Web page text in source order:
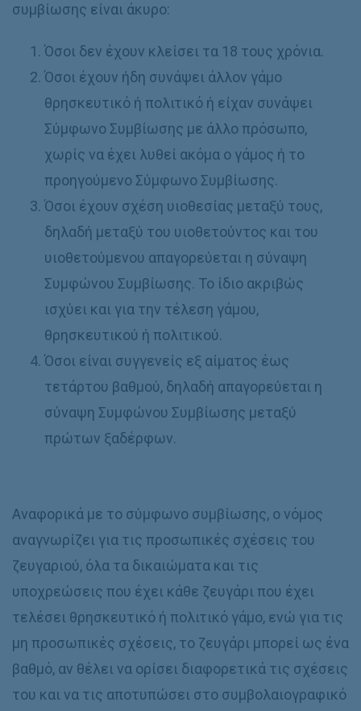
συμβίωσης είναι άκυρο:
Όσοι δεν έχουν κλείσει τα 18 τους χρόνια.
Όσοι έχουν ήδη συνάψει άλλον γάμο
θρησκευτικό ή πολιτικό ή είχαν συνάψει
Σύμφωνο Συμβίωσης με άλλο πρόσωπο,
χωρίς να έχει λυθεί ακόμα ο γάμος ή το
προηγούμενο Σύμφωνο Συμβίωσης.
Όσοι έχουν σχέση υιοθεσίας μεταξύ τους,
δηλαδή μεταξύ του υιοθετούντος και του
υιοθετούμενου απαγορεύεται η σύναψη
Συμφώνου Συμβίωσης. Το ίδιο ακριβώς
ισχύει και για την τέλεση γάμου,
θρησκευτικού ή πολιτικού.
Όσοι είναι συγγενείς εξ αίματος έως
τετάρτου βαθμού, δηλαδή απαγορεύεται η
σύναψη Συμφώνου Συμβίωσης μεταξύ
πρώτων ξαδέρφων.
Αναφορικά με το σύμφωνο συμβίωσης, ο νόμος
αναγνωρίζει για τις προσωπικές σχέσεις του
ζευγαριού, όλα τα δικαιώματα και τις
υποχρεώσεις που έχει κάθε ζευγάρι που έχει
τελέσει θρησκευτικό ή πολιτικό γάμο, ενώ για τις
μη προσωπικές σχέσεις, το ζευγάρι μπορεί ως ένα
βαθμό, αν θέλει να ορίσει διαφορετικά τις σχέσεις
του και να τις αποτυπώσει στο συμβολαιογραφικό